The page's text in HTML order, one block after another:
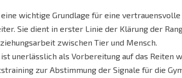
wichtige Grundlage für eine
Sie dient in erster Linie der Klärung der
zwischen Tier und Mensch.
unerlässlich als Vorbereitung auf das Reiten
zur Abstimmung der Signale für die